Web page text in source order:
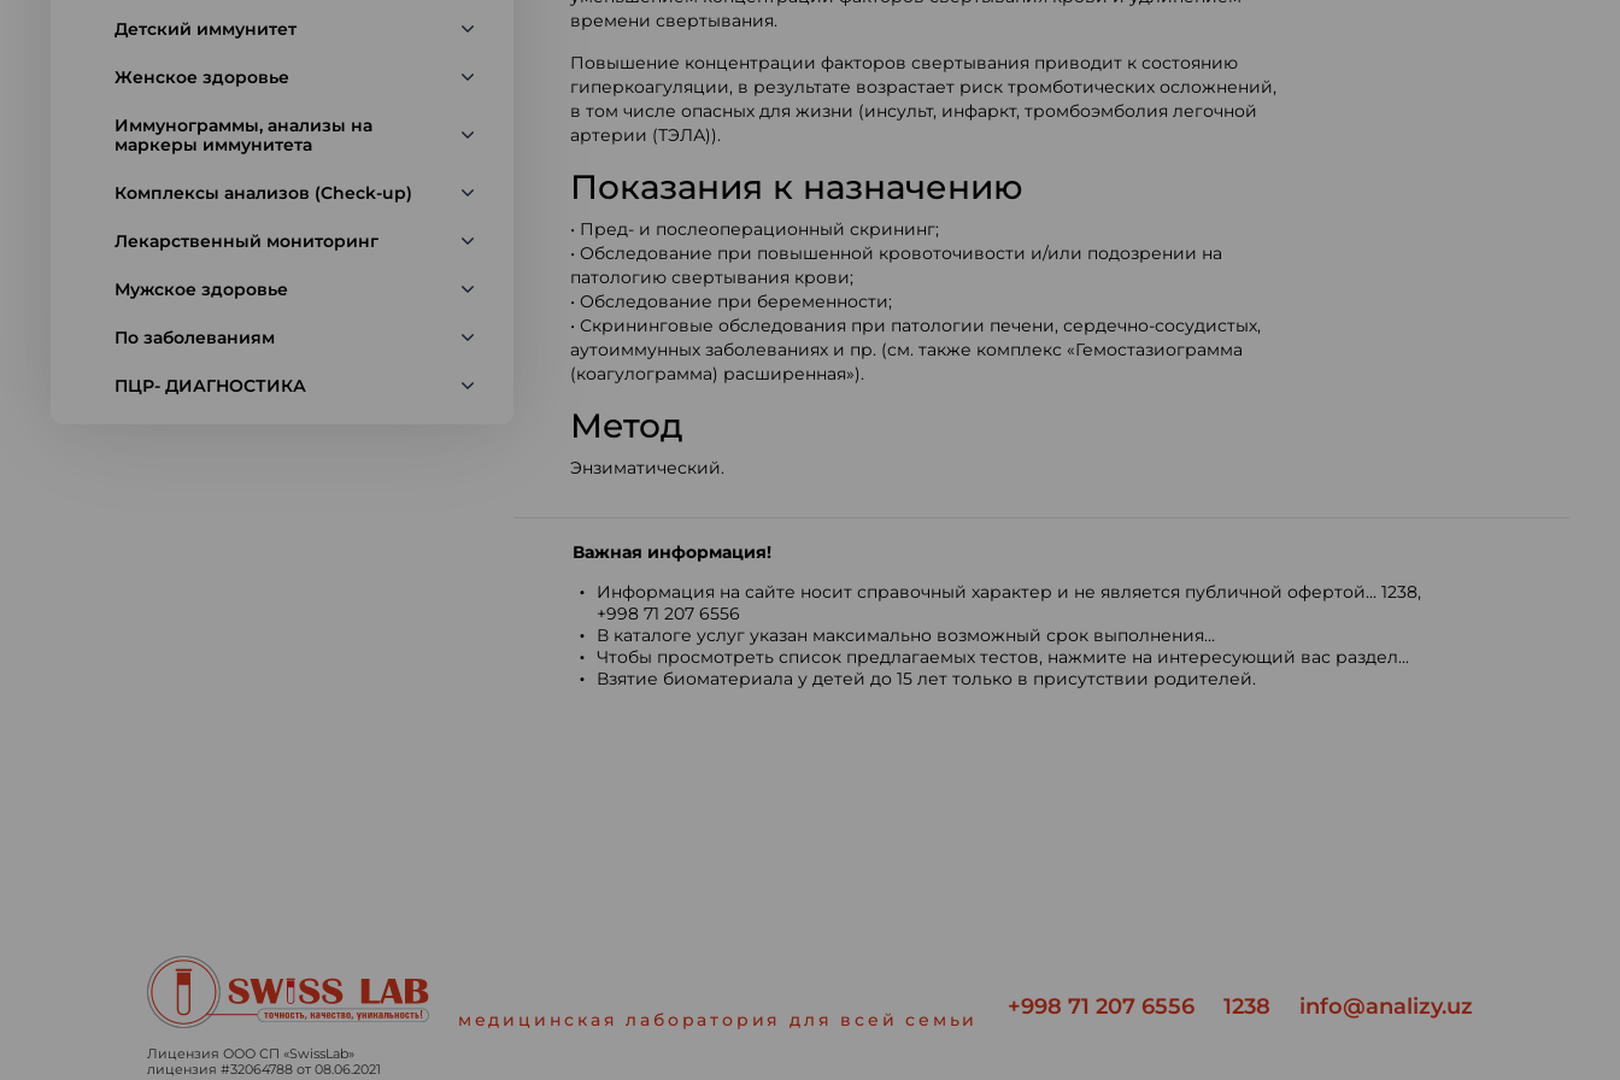
Детский иммунитет
Женское здоровье
Иммунограммы, анализы на
маркеры иммунитета
Комплексы анализов (Check-up)
Лекарственный мониторинг
Мужское здоровье
По заболеваниям
ПЦР- ДИАГНОСТИКА
времени свертывания.
Повышение концентрации факторов свертывания приводит к состоянию
гиперкоагуляции, в результате возрастает риск тромботических осложнений,
в том числе опасных для жизни (инсульт, инфаркт, тромбоэмболия легочной
артерии (ТЭЛА)).
Показания к назначению
• Пред- и послеоперационный скрининг;
• Обследование при повышенной кровоточивости и/или подозрении на
патологию свертывания крови;
• Обследование при беременности;
• Скрининговые обследования при патологии печени, сердечно-сосудистых,
аутоиммунных заболеваниях и пр. (см. также комплекс «Гемостазиограмма
(коагулограмма) расширенная»).
Метод
Энзиматический.
Важная информация!
Информация на сайте носит справочный характер и не является публичной офертой... 1238,
+998 71 207 6556
В каталоге услуг указан максимально возможный срок выполнения...
Чтобы просмотреть список предлагаемых тестов, нажмите на интересующий вас раздел...
Взятие биоматериала у детей до 15 лет только в присутствии родителей.
медицинская лаборатория для всей семьи +998 71 207 6556 1238 info@analizy.uz
Лицензия ООО СП «SwissLab»
лицензия #32064788 от 08.06.2021